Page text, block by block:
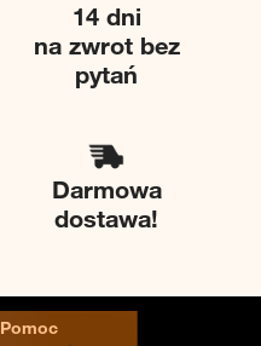
14 dni
na zwrot bez
pytań
Darmowa
dostawa!
Pomoc